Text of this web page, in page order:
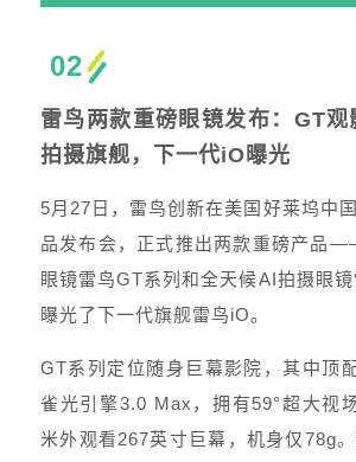
02
雷鸟两款重磅眼镜发布：GT
拍摄旗舰，下一代iO曝光
5月27日，雷鸟创新在美国好莱坞中
品发布会，正式推出两款重磅产品
眼镜雷鸟GT系列和全天候AI拍摄眼
曝光了下一代旗舰雷鸟iO。
GT系列定位随身巨幕影院，其中顶
雀光引擎3.0 Max，拥有59°超大视
米外观看267英寸巨幕，机身仅78g